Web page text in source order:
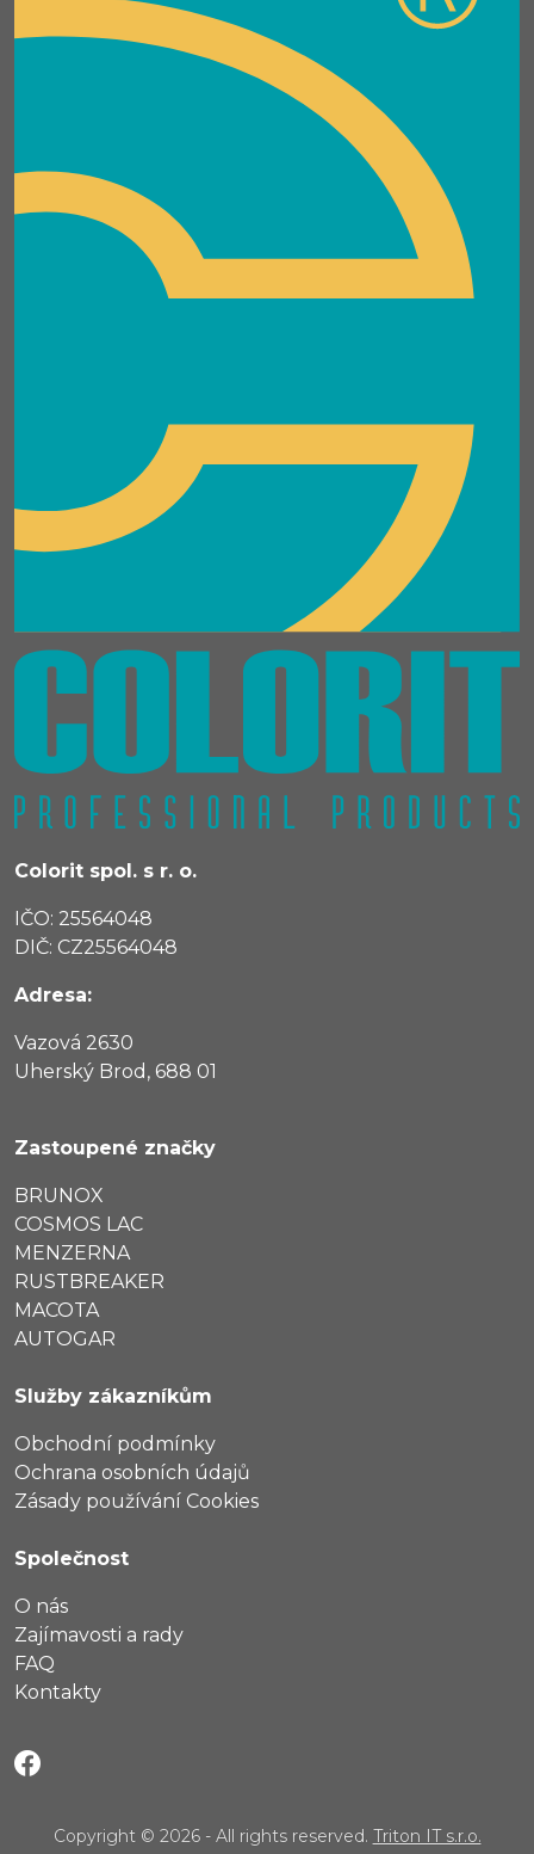
Colorit spol. s r. o.
IČO: 25564048
DIČ: CZ25564048
Adresa:
Vazová 2630
Uherský Brod, 688 01
Zastoupené značky
BRUNOX
COSMOS LAC
MENZERNA
RUSTBREAKER
MACOTA
AUTOGAR
Služby zákazníkům
Obchodní podmínky
Ochrana osobních údajů
Zásady používání Cookies
Společnost
O nás
Zajímavosti a rady
FAQ
Kontakty
Copyright © 2026 - All rights reserved. Triton IT s.r.o.